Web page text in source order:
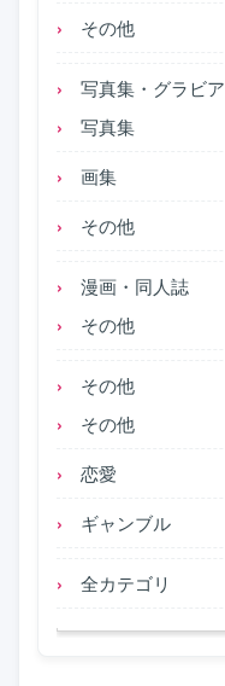
その他
写真集・グラビア
写真集
画集
その他
漫画・同人誌
その他
その他
その他
恋愛
ギャンブル
全カテゴリ